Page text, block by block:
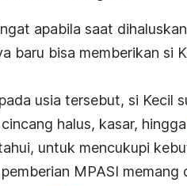
apabila saat
baru bisa memberikan si
usia tersebut, si Kecil
halus, kasar, hingga
untuk mencukupi
MPASI memang